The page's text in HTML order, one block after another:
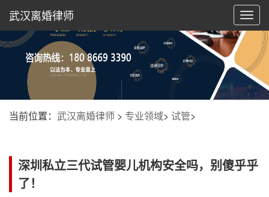
切
换
航
武汉离婚律师
当前位置： 武汉离婚律师 > 专业领域> 试管>
深圳私立三代试管婴儿机构安全吗，别傻乎乎
了！